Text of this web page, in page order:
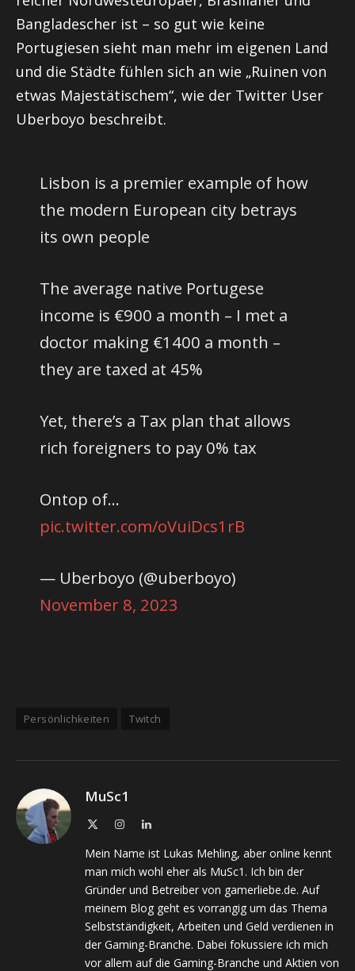
Bangladescher ist – so gut wie keine
Portugiesen sieht man mehr im eigenen Land
und die Städte fühlen sich an wie „Ruinen von
etwas Majestätischem“, wie der Twitter User
Uberboyo beschreibt.
Lisbon is a premier example of how
the modern European city betrays
its own people
The average native Portugese
income is €900 a month – I met a
doctor making €1400 a month –
they are taxed at 45%
Yet, there’s a Tax plan that allows
rich foreigners to pay 0% tax
Ontop of…
pic.twitter.com/oVuiDcs1rB
— Uberboyo (@uberboyo)
November 8, 2023
Persönlichkeiten Twitch
MuSc1
InstagramLinkedIn
Mein Name ist Lukas Mehling, aber online kennt
man mich wohl eher als MuSc1. Ich bin der
Gründer und Betreiber von gamerliebe.de. Auf
meinem Blog geht es vorrangig um das Thema
Selbstständigkeit, Arbeiten und Geld verdienen in
der Gaming-Branche. Dabei fokussiere ich mich
vor allem auf die Gaming-Branche und Aktien von